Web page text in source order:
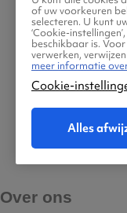
Over ons
of uw voorkeuren
selecteren. U kunt
‘Cookie-
beschikbaar is.
verwerken,
meer informatie
Cookie-
Alles